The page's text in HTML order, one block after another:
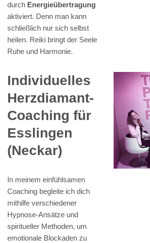
durch Energieübertragung
aktiviert. Denn man kann
schließlich nur sich selbst
heilen. Reiki bringt der Seele
Ruhe und Harmonie.
Individuelles
Herzdiamant-
Coaching für
Esslingen
(Neckar)
In meinem einfühlsamen
Coaching begleite ich dich
mithilfe verschiedener
Hypnose-Ansätze und
spiritueller Methoden, um
emotionale Blockaden zu